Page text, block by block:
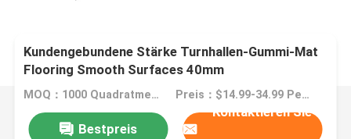
Kundengebundene Stärke Turnhallen-Gummi-Mat
Flooring Smooth Surfaces 40mm
MOQ：1000 Quadratmeter Preis：$14.99-34.99 Per Square Meter
Bestpreis
Kontaktieren Sie